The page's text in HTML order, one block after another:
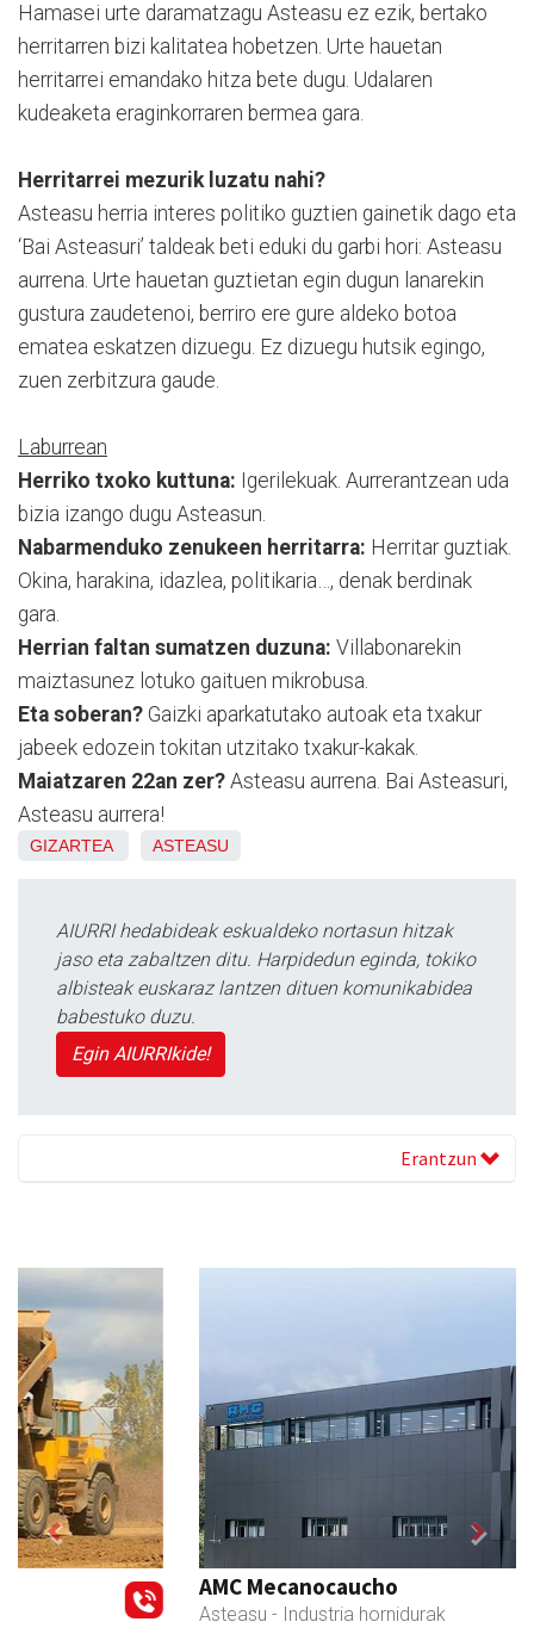
Hamasei urte daramatzagu Asteasu ez ezik, bertako
herritarren bizi kalitatea hobetzen. Urte hauetan
herritarrei emandako hitza bete dugu. Udalaren
kudeaketa eraginkorraren bermea gara.
Herritarrei mezurik luzatu nahi?
Asteasu herria interes politiko guztien gainetik dago eta
‘Bai Asteasuri’ taldeak beti eduki du garbi hori: Asteasu
aurrena. Urte hauetan guztietan egin dugun lanarekin
gustura zaudetenoi, berriro ere gure aldeko botoa
ematea eskatzen dizuegu. Ez dizuegu hutsik egingo,
zuen zerbitzura gaude.
Laburrean
Herriko txoko kuttuna: Igerilekuak. Aurrerantzean uda
bizia izango dugu Asteasun.
Nabarmenduko zenukeen herritarra: Herritar guztiak.
Okina, harakina, idazlea, politikaria…, denak berdinak
gara.
Herrian faltan sumatzen duzuna: Villabonarekin
maiztasunez lotuko gaituen mikrobusa.
Eta soberan? Gaizki aparkatutako autoak eta txakur
jabeek edozein tokitan utzitako txakur-kakak.
Maiatzaren 22an zer? Asteasu aurrena. Bai Asteasuri,
Asteasu aurrera!
GIZARTEA ASTEASU
AIURRI hedabideak eskualdeko nortasun hitzak
jaso eta zabaltzen ditu. Harpidedun eginda, tokiko
albisteak euskaraz lantzen dituen komunikabidea
babestuko duzu.
Egin AIURRIkide!
Erantzun
AMC Mecanocaucho
- Industria hornidurak
Previous Next